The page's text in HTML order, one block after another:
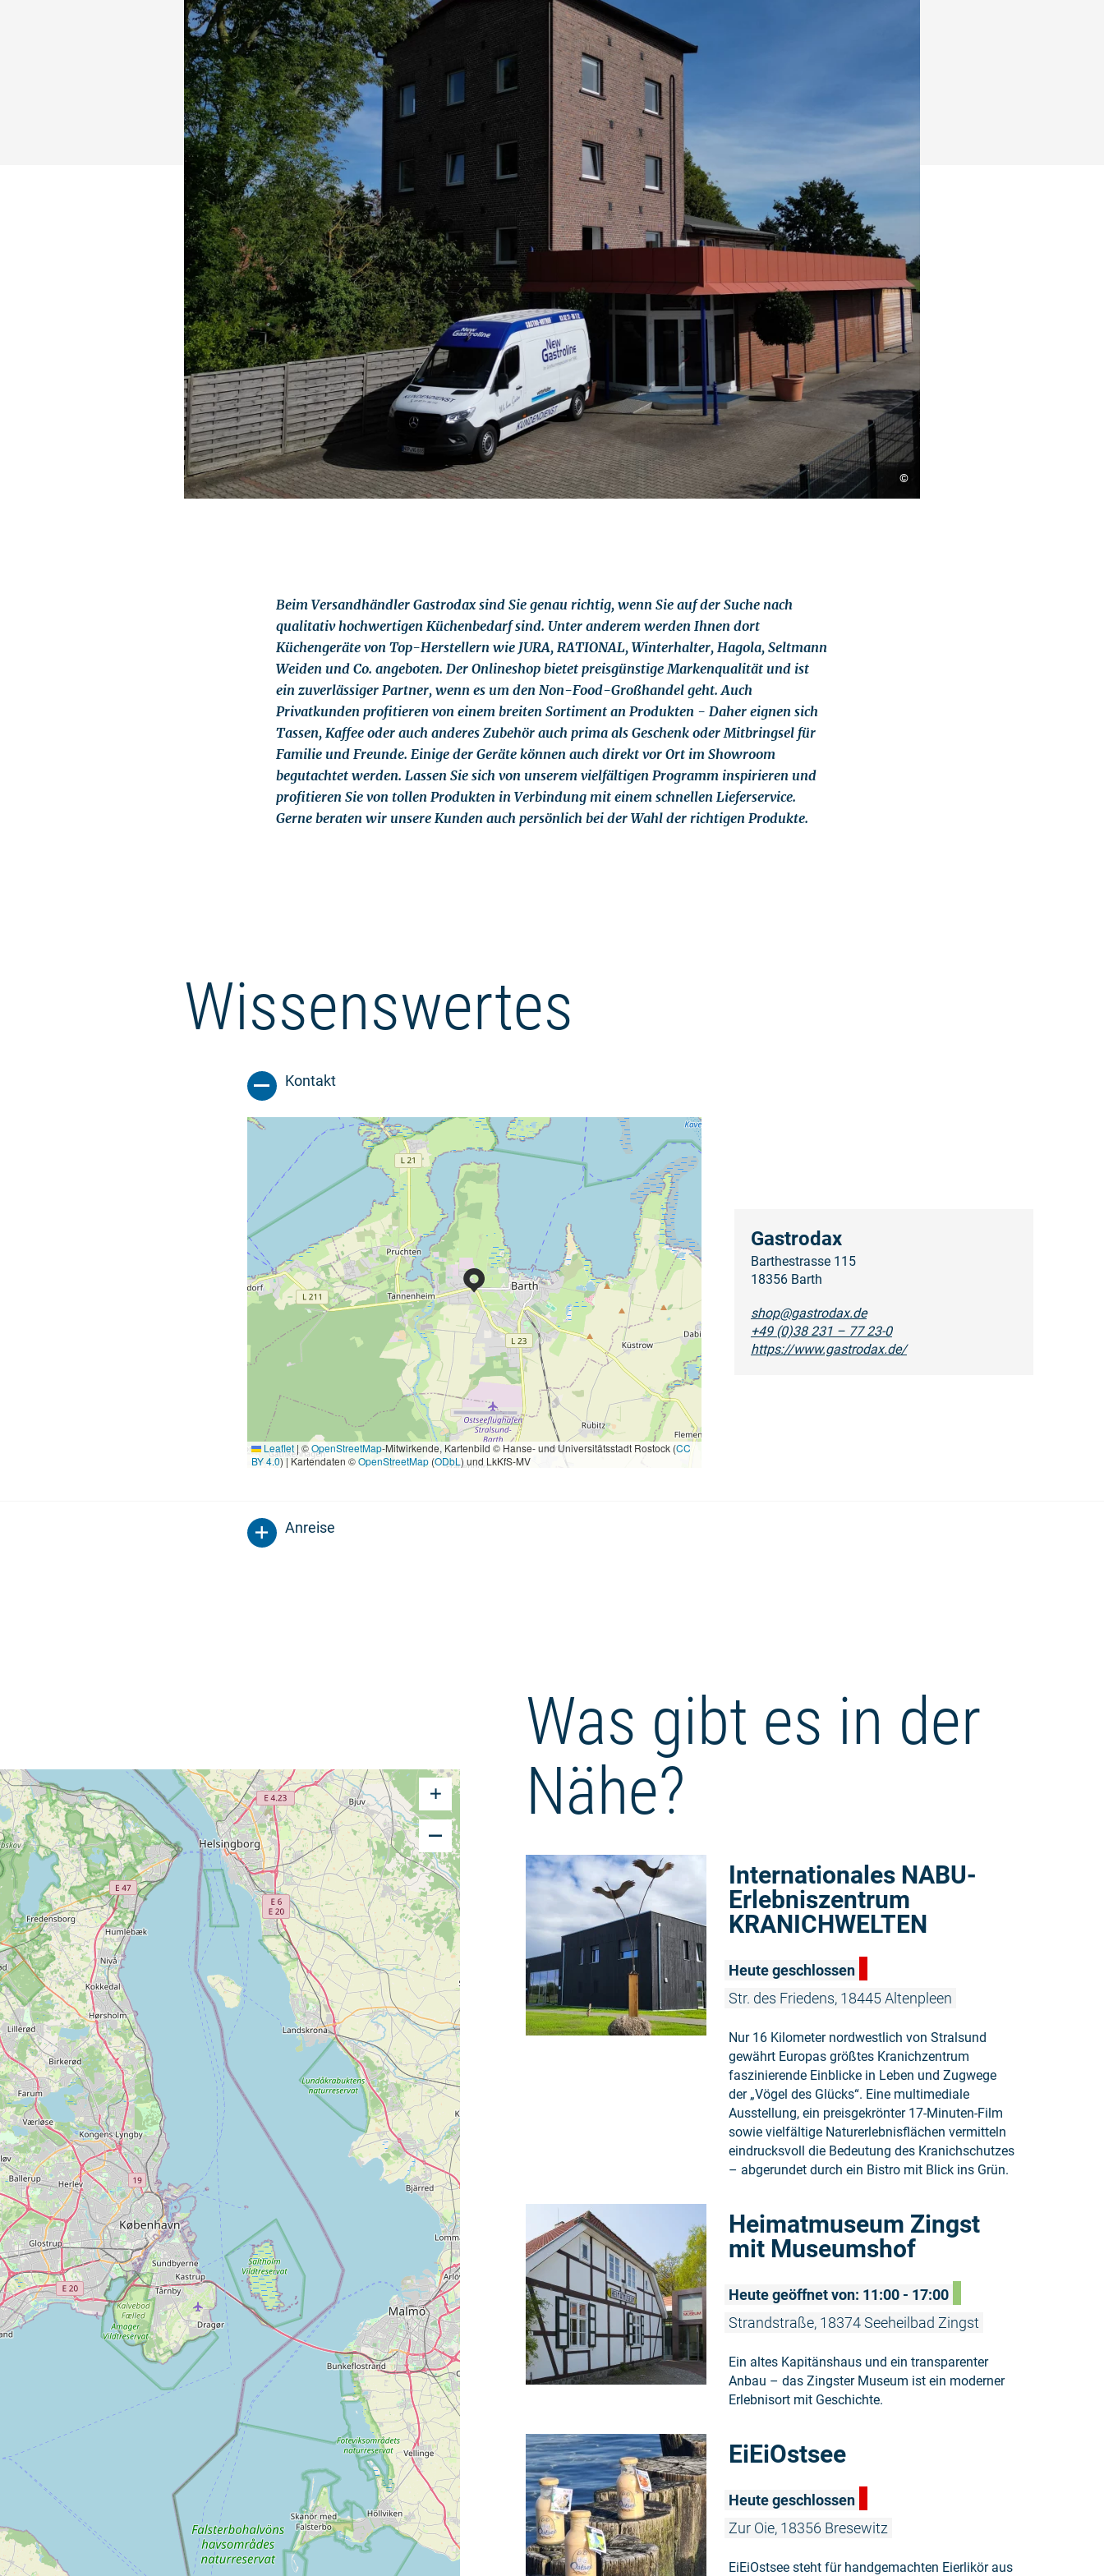
©
Beim Versandhändler Gastrodax sind Sie genau richtig, wenn Sie auf der Suche nach
qualitativ hochwertigen Küchenbedarf sind. Unter anderem werden Ihnen dort
Küchengeräte von Top-Herstellern wie JURA, RATIONAL, Winterhalter, Hagola, Seltmann
Weiden und Co. angeboten. Der Onlineshop bietet preisgünstige Markenqualität und ist
ein zuverlässiger Partner, wenn es um den Non-Food-Großhandel geht. Auch
Privatkunden profitieren von einem breiten Sortiment an Produkten - Daher eignen sich
Tassen, Kaffee oder auch anderes Zubehör auch prima als Geschenk oder Mitbringsel für
Familie und Freunde. Einige der Geräte können auch direkt vor Ort im Showroom
begutachtet werden. Lassen Sie sich von unserem vielfältigen Programm inspirieren und
profitieren Sie von tollen Produkten in Verbindung mit einem schnellen Lieferservice.
Gerne beraten wir unsere Kunden auch persönlich bei der Wahl der richtigen Produkte.
Wissenswertes
Kontakt
Leaflet | ©OpenStreetMap-Mitwirkende, Kartenbild © Hanse- und Universitätsstadt Rostock (CC
BY 4.0) | Kartendaten ©OpenStreetMap(ODbL ) und LkKfS-MV
Gastrodax
Barthestrasse 115
18356 Barth
shop@gastrodax.de
+49 (0)38 231 – 77 23-0
https://www.gastrodax.de/
Anreise
Was gibt es in der
Nähe?
Internationales NABU-
Erlebniszentrum
KRANICHWELTEN
Heute geschlossen
Str. des Friedens, 18445 Altenpleen
Nur 16 Kilometer nordwestlich von Stralsund
gewährt Europas größtes Kranichzentrum
faszinierende Einblicke in Leben und Zugwege
der „Vögel des Glücks“. Eine multimediale
Ausstellung, ein preisgekrönter 17-Minuten-Film
sowie vielfältige Naturerlebnisflächen vermitteln
eindrucksvoll die Bedeutung des Kranichschutzes
– abgerundet durch ein Bistro mit Blick ins Grün.
Heimatmuseum Zingst
mit Museumshof
Heute geöffnet von: 11:00 - 17:00
Strandstraße, 18374 Seeheilbad Zingst
Ein altes Kapitänshaus und ein transparenter
Anbau – das Zingster Museum ist ein moderner
Erlebnisort mit Geschichte.
EiEiOstsee
Heute geschlossen
Zur Oie, 18356 Bresewitz
EiEiOstsee steht für handgemachten Eierlikör aus